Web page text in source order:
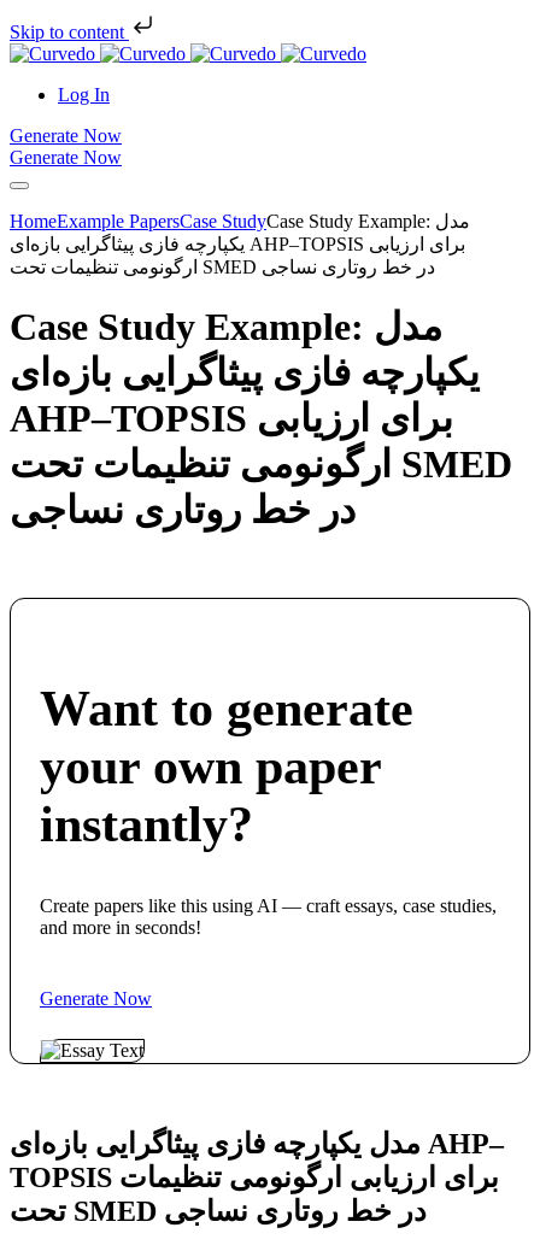
Skip to content
Log In
Generate Now
Generate Now
HomeExample PapersCase StudyCase Study Example: مدل
یکپارچه فازی پیثاگرایی بازه‌ای AHP–TOPSIS برای ارزیابی
ارگونومی تنظیمات تحت SMED در خط روتاری نساجی
Case Study Example: مدل
یکپارچه فازی پیثاگرایی بازه‌ای
AHP–TOPSIS برای ارزیابی
ارگونومی تنظیمات تحت SMED
در خط روتاری نساجی
Want to generate
your own paper
instantly?
Create papers like this using AI — craft essays, case studies,
and more in seconds!
Generate Now
مدل یکپارچه فازی پیثاگرایی بازه‌ای AHP–
TOPSIS برای ارزیابی ارگونومی تنظیمات
تحت SMED در خط روتاری نساجی